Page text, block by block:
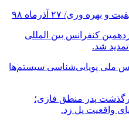
وری/ ۲۷ آذرماه ۹۸
کنفرانس بین المللی
ملی پویایی‌شناسی سیستم‌ها
پدر منطق فازی؛
واقعیت پل زد.